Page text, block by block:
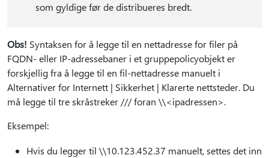
som gyldige før de distribueres bredt.
Obs! Syntaksen for å legge til en nettadresse for filer på
FQDN- eller IP-adressebaner i et gruppepolicyobjekt er
forskjellig fra å legge til en fil-nettadresse manuelt i
Alternativer for Internett | Sikkerhet | Klarerte nettsteder. Du
må legge til tre skråstreker /// foran \\<ipadressen>.
Eksempel:
Hvis du legger til \\10.123.452.37 manuelt, settes det inn